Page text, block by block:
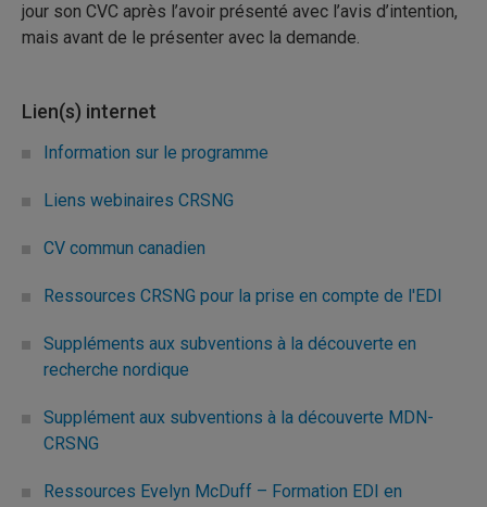
jour son CVC après l’avoir présenté avec l’avis d’intention,
mais avant de le présenter avec la demande.
Lien(s) internet
Information sur le programme
Liens webinaires CRSNG
CV commun canadien
Ressources CRSNG pour la prise en compte de l'EDI
Suppléments aux subventions à la découverte en
recherche nordique
Supplément aux subventions à la découverte MDN-
CRSNG
Ressources Evelyn McDuff – Formation EDI en